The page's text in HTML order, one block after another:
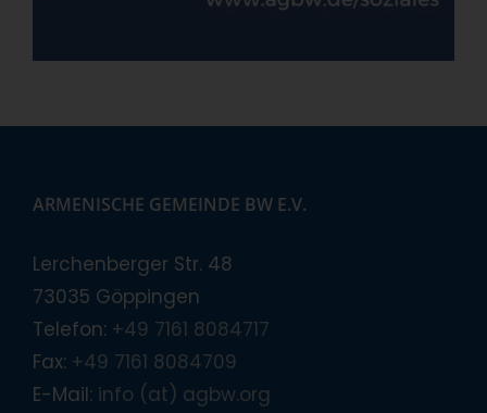
ARMENISCHE GEMEINDE BW E.V.
Lerchenberger Str. 48
73035 Göppingen
Telefon: +49 7161 8084717
Fax: +49 7161 8084709
E-Mail: info (at) agbw.org